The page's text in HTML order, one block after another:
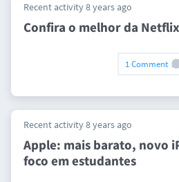
Recent activity 8 years ago
Confira o melhor da
1 Comment
Recent activity 8 years ago
Apple: mais barato, novo
foco em estudantes